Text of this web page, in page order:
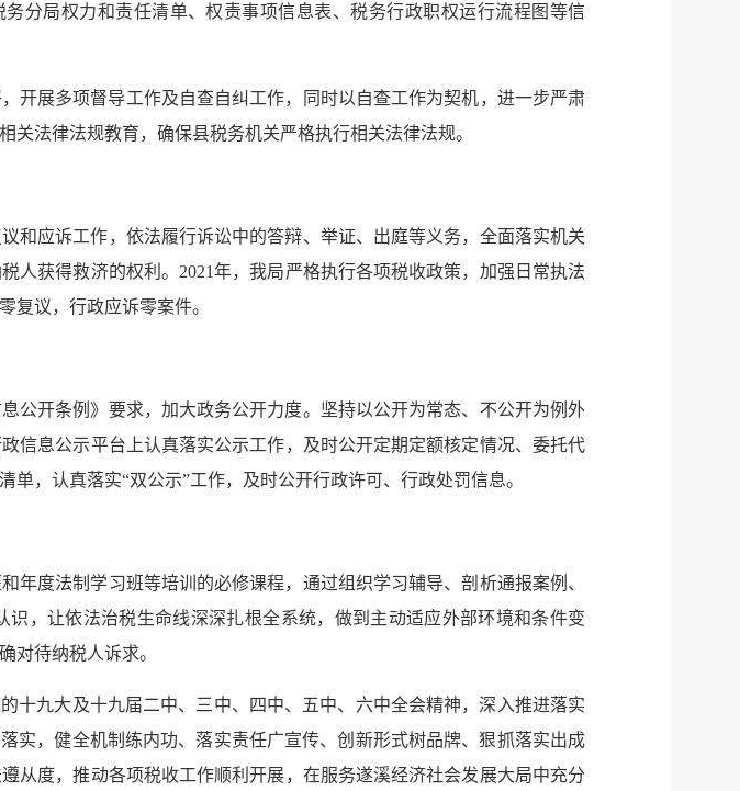
分局权力和责任清单、权责事项信息表、税务行政职权运行流程图等信
开展多项督导工作及自查自纠工作，同时以自查工作为契机，进一步严肃
法律法规教育，确保县税务机关严格执行相关法律法规。
和应诉工作，依法履行诉讼中的答辩、举证、出庭等义务，全面落实机关
人获得救济的权利。2021年，我局严格执行各项税收政策，加强日常执法
复议，行政应诉零案件。
公开条例》要求，加大政务公开力度。坚持以公开为常态、不公开为例外
信息公示平台上认真落实公示工作，及时公开定期定额核定情况、委托代
，认真落实“双公示”工作，及时公开行政许可、行政处罚信息。
度法制学习班等培训的必修课程，通过组织学习辅导、剖析通报案例、
，让依法治税生命线深深扎根全系统，做到主动适应外部环境和条件变
对待纳税人诉求。
十九大及十九届二中、三中、四中、五中、六中全会精神，深入推进落实
实，健全机制练内功、落实责任广宣传、创新形式树品牌、狠抓落实出成
从度，推动各项税收工作顺利开展，在服务遂溪经济社会发展大局中充分